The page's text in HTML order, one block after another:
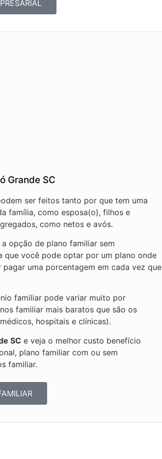
Grande SC
ser feitos tanto por que tem uma
família, como esposa(o), filhos e
como netos e avós.
opção de plano familiar sem
que você pode optar por um plano onde
uma porcentagem em cada vez que
familiar pode variar muito por
familiar mais baratos que são os
hospitais e clínicas).
SC e veja o melhor custo benefício
plano familiar com ou sem
familiar.